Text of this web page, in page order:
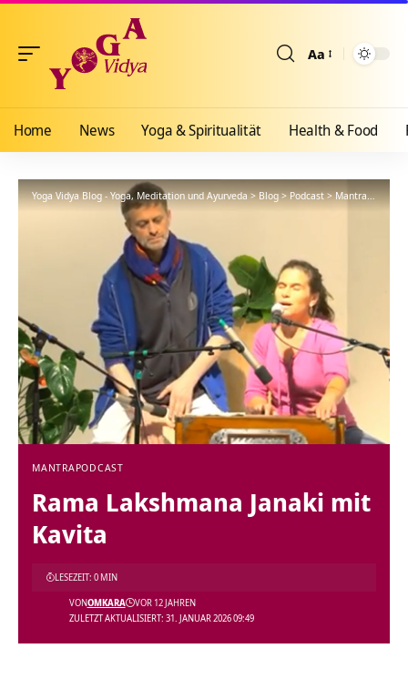
Aa
Home News Yoga & Spiritualität Health & Food
Yoga Vidya Blog - Yoga, Meditation und Ayurveda>Blog>Podcast>Mantra>Rama
MANTRAPODCAST
Rama Lakshmana Janaki mit
Kavita
ZULETZT AKTUALISIERT: 31. JANUAR 2026 09:49
VONOMKARA VOR 12 JAHREN
LESEZEIT: 0 MIN